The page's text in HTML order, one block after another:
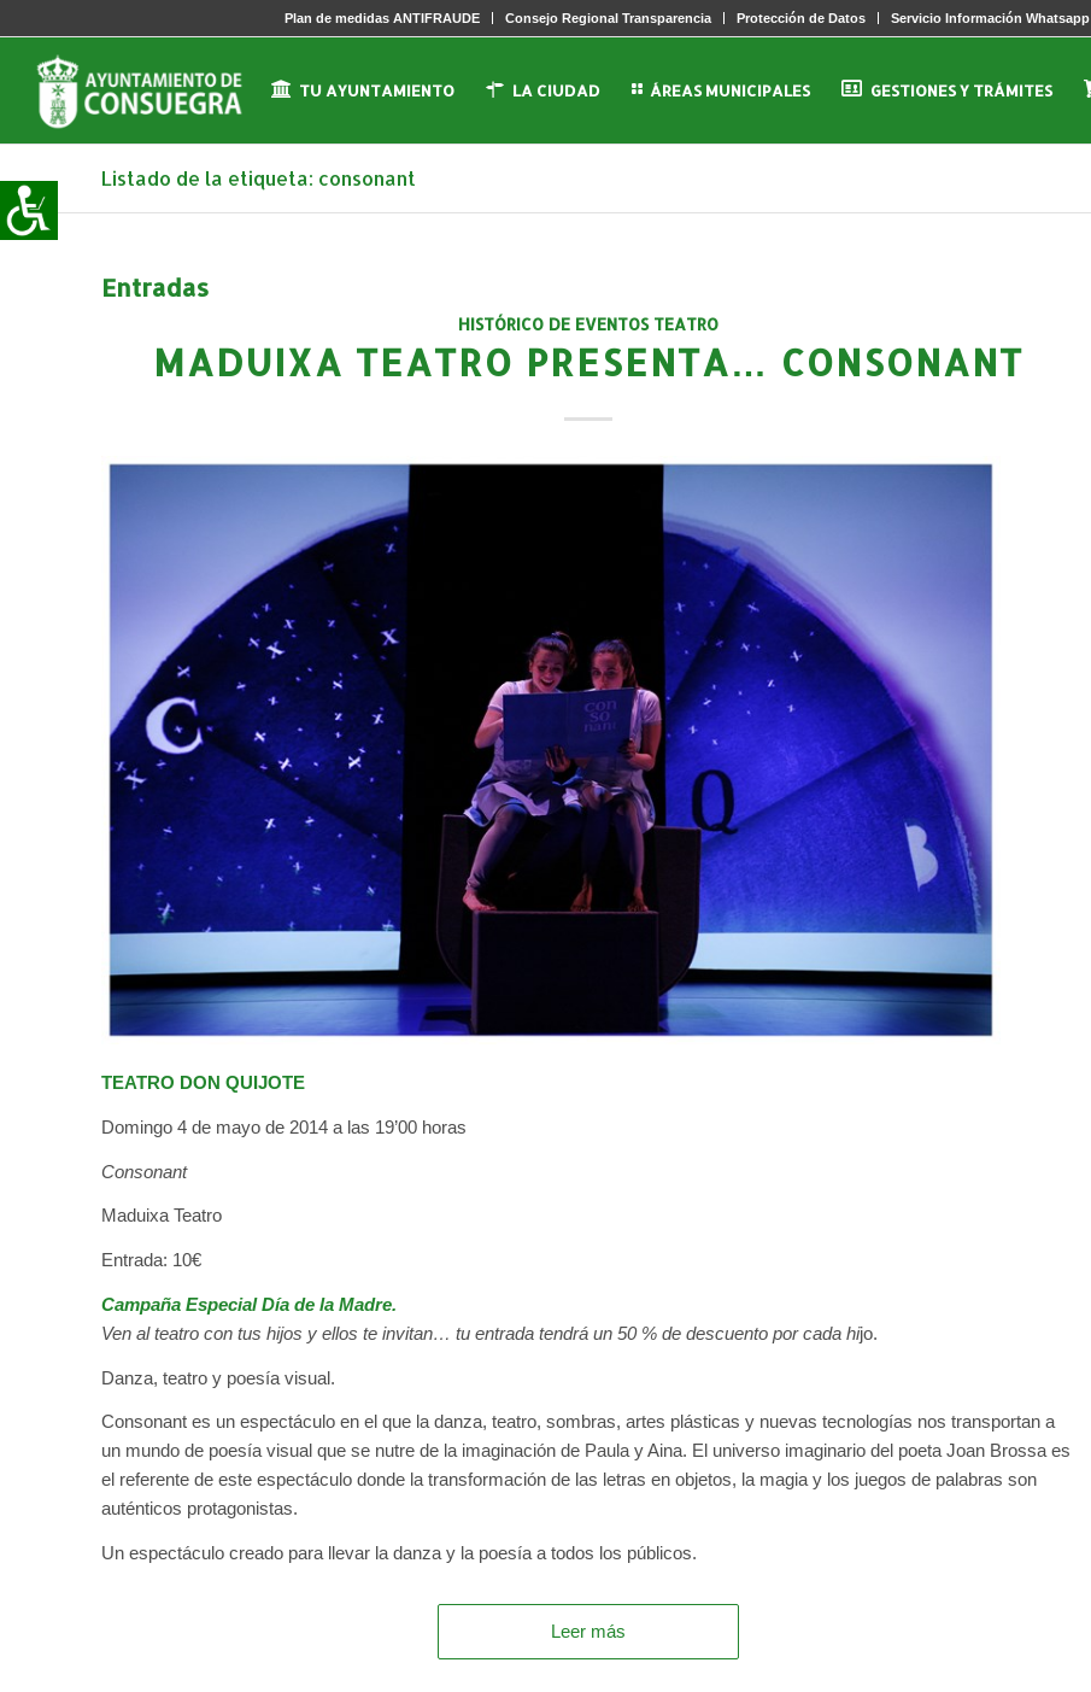
Plan de medidas ANTIFRAUDE Consejo Regional Transparencia Protección de Datos Servicio Información Whatsapp
TU AYUNTAMIENTO LA CIUDAD ÁREAS MUNICIPALES GESTIONES Y TRÁMITES
Listado de la etiqueta: consonant
Entradas
HISTÓRICO DE EVENTOS TEATRO
MADUIXA TEATRO PRESENTA… CONSONANT
TEATRO DON QUIJOTE
Domingo 4 de mayo de 2014 a las 19’00 horas
Consonant
Maduixa Teatro
Entrada: 10€
Campaña Especial Día de la Madre.
Ven al teatro con tus hijos y ellos te invitan… tu entrada tendrá un 50 % de descuento por cada hijo.
Danza, teatro y poesía visual.
Consonant es un espectáculo en el que la danza, teatro, sombras, artes plásticas y nuevas tecnologías nos transportan a
un mundo de poesía visual que se nutre de la imaginación de Paula y Aina. El universo imaginario del poeta Joan Brossa es
el referente de este espectáculo donde la transformación de las letras en objetos, la magia y los juegos de palabras son
auténticos protagonistas.
Un espectáculo creado para llevar la danza y la poesía a todos los públicos.
Leer más